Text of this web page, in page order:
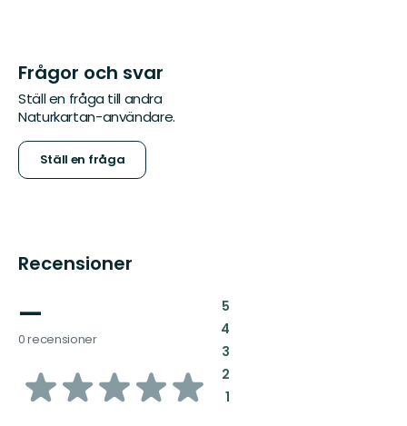
Frågor och svar
Ställ en fråga till andra
Naturkartan-användare.
Ställ en fråga
Recensioner
—
0 recensioner
av
5:
4:
3:
2:
1: